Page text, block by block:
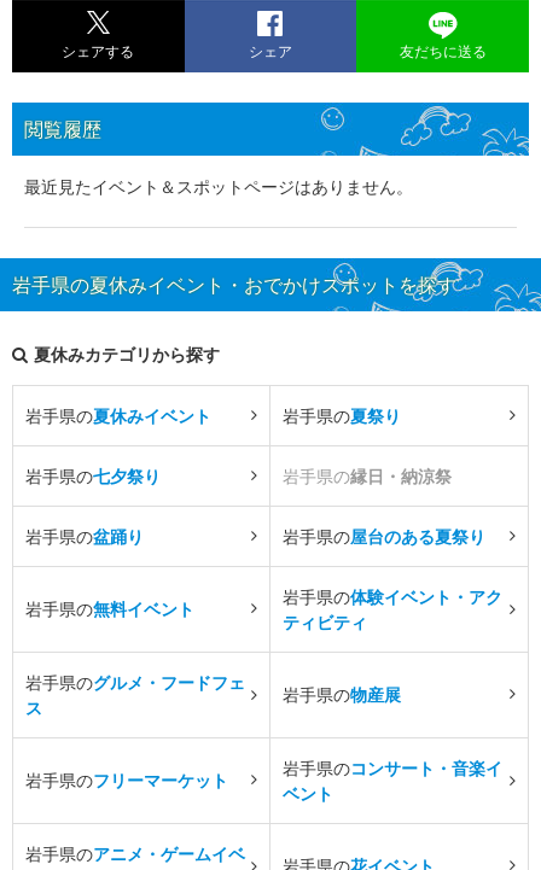
シェアする シェア 友だちに送る
閲覧履歴
最近見たイベント＆スポットページはありません。
岩手県の夏休みイベント・おでかけスポットを探す
夏休みカテゴリから探す
岩手県の夏休みイベント 岩手県の夏祭り
岩手県の七夕祭り 岩手県の縁日・納涼祭
岩手県の盆踊り 岩手県の屋台のある夏祭り
岩手県の無料イベント
岩手県の体験イベント・アク
ティビティ
岩手県のグルメ・フードフェ
ス
岩手県の物産展
岩手県のフリーマーケット
岩手県のコンサート・音楽イ
ベント
岩手県のアニメ・ゲームイベ
岩手県の花イベント